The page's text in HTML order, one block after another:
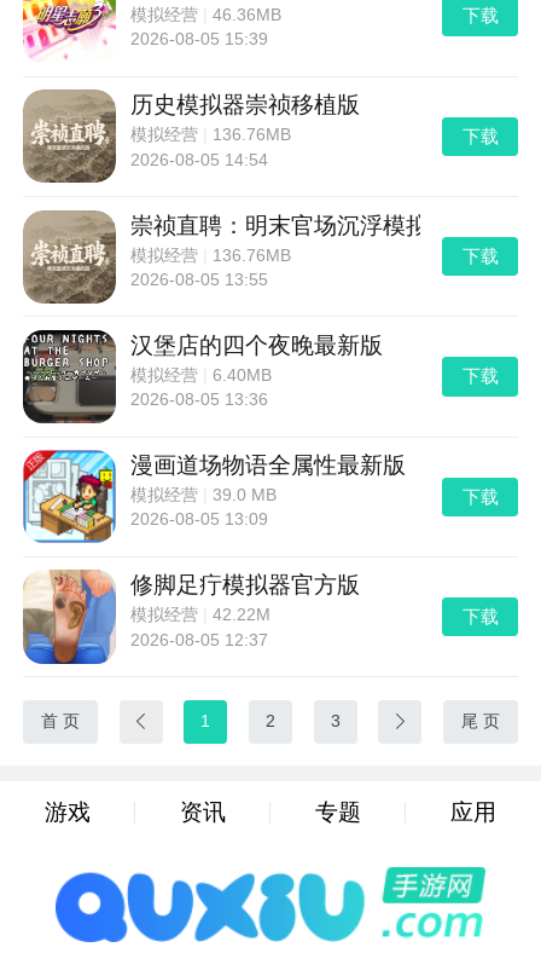
模拟经营 |46.36MB
2026-08-05 15:39
下载
历史模拟器崇祯移植版
模拟经营
136.76MB
2026-08-05 14:54
下载
崇祯直聘：明末官场沉浮模拟器离线版
模拟经营
136.76MB
2026-08-05 13:55
下载
汉堡店的四个夜晚最新版
模拟经营 |6.40MB
2026-08-05 13:36
下载
漫画道场物语全属性最新版
模拟经营 |39.0 MB
2026-08-05 13:09
下载
修脚足疔模拟器官方版
模拟经营 |42.22M
2026-08-05 12:37
下载
首 页  1 2 3  尾 页
游戏 资讯 专题 应用